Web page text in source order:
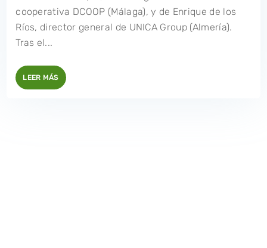
cooperativa DCOOP (Málaga), y de Enrique de los
Ríos, director general de UNICA Group (Almería).
Tras el...
LEER MÁS